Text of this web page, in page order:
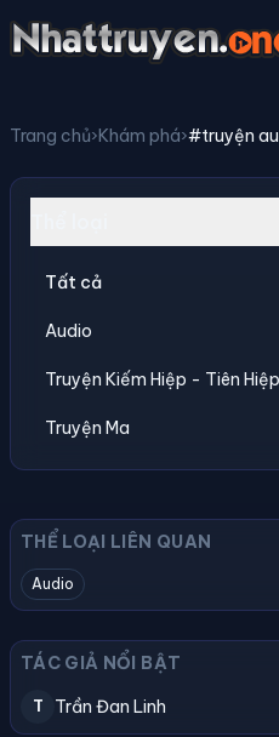
Trang chủ›Khám phá›#truyện
Tất cả
Audio
Truyện Kiếm Hiệp - Tiên Hiệp
Truyện Ma
THỂ LOẠI LIÊN QUAN
Audio
TÁC GIẢ NỔI BẬT
T Trần Đan Linh